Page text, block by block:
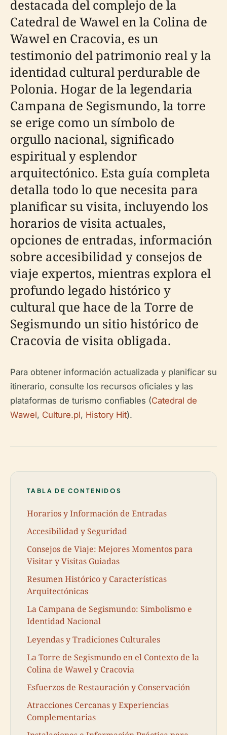
destacada del complejo de la
Catedral de Wawel en la Colina de
Wawel en Cracovia, es un
testimonio del patrimonio real y la
identidad cultural perdurable de
Polonia. Hogar de la legendaria
Campana de Segismundo, la torre
se erige como un símbolo de
orgullo nacional, significado
espiritual y esplendor
arquitectónico. Esta guía completa
detalla todo lo que necesita para
planificar su visita, incluyendo los
horarios de visita actuales,
opciones de entradas, información
sobre accesibilidad y consejos de
viaje expertos, mientras explora el
profundo legado histórico y
cultural que hace de la Torre de
Segismundo un sitio histórico de
Cracovia de visita obligada.
Para obtener información actualizada y planificar su
itinerario, consulte los recursos oficiales y las
plataformas de turismo confiables (Catedral de
Wawel, Culture.pl, History Hit).
TABLA DE CONTENIDOS
Horarios y Información de Entradas
Accesibilidad y Seguridad
Consejos de Viaje: Mejores Momentos para
Visitar y Visitas Guiadas
Resumen Histórico y Características
Arquitectónicas
La Campana de Segismundo: Simbolismo e
Identidad Nacional
Leyendas y Tradiciones Culturales
La Torre de Segismundo en el Contexto de la
Colina de Wawel y Cracovia
Esfuerzos de Restauración y Conservación
Atracciones Cercanas y Experiencias
Complementarias